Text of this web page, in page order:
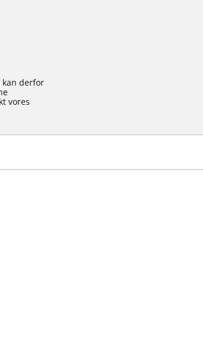
derfor
vores